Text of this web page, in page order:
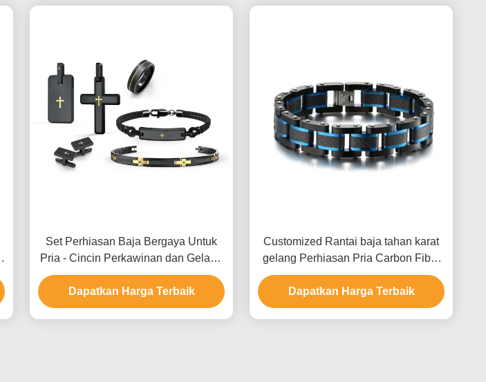
Set Perhiasan Baja Bergaya Untuk
Pria - Cincin Perkawinan dan Gelang
dengan Kemasan Khusus
Dapatkan Harga Terbaik
Customized Rantai baja tahan karat
gelang Perhiasan Pria Carbon Fiber
gelang
Dapatkan Harga Terbaik